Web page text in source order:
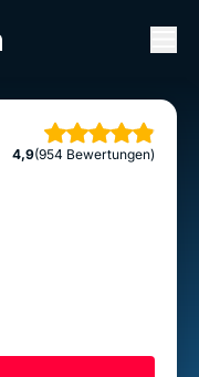
NACHRICHT
4,9
Sterne(954 Bewertungen)